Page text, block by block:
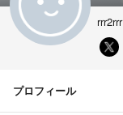
rrr2rrr
プロフィール